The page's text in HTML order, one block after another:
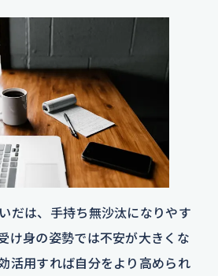
だは、手持ち無沙汰になりやす
け身の姿勢では不安が大きくな
活用すれば自分をより高められ